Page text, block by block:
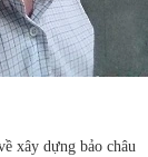
xây dựng bảo châu